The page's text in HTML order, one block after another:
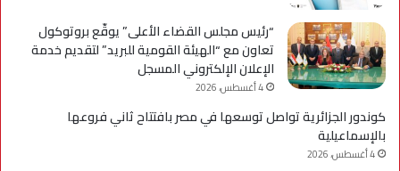
“رئيس مجلس القضاء الأعلى” يوقّع بروتوكول
تعاون مع “الهيئة القومية للبريد” لتقديم خدمة
الإعلان الإلكتروني المسجل
4 أغسطس، 2026
كوندور الجزائرية تواصل توسعها في مصر بافتتاح ثاني فروعها
بالإسماعيلية
4 أغسطس، 2026